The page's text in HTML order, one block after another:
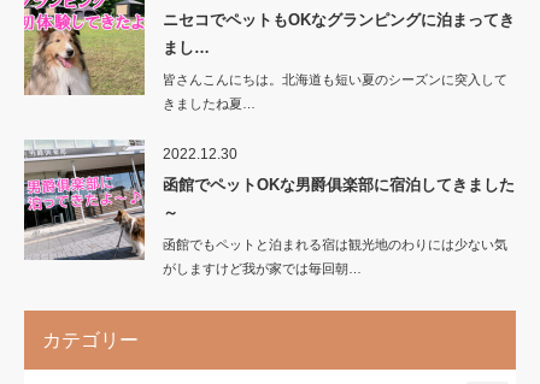
ニセコでペットもOKなグランピングに泊まってき
まし…
皆さんこんにちは。北海道も短い夏のシーズンに突入して
きましたね夏…
2022.12.30
函館でペットOKな男爵俱楽部に宿泊してきました
～
函館でもペットと泊まれる宿は観光地のわりには少ない気
がしますけど我が家では毎回朝…
カテゴリー